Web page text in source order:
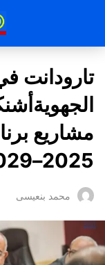
تارودانت
مشاريع
2025–2029
محمد بنعيسى